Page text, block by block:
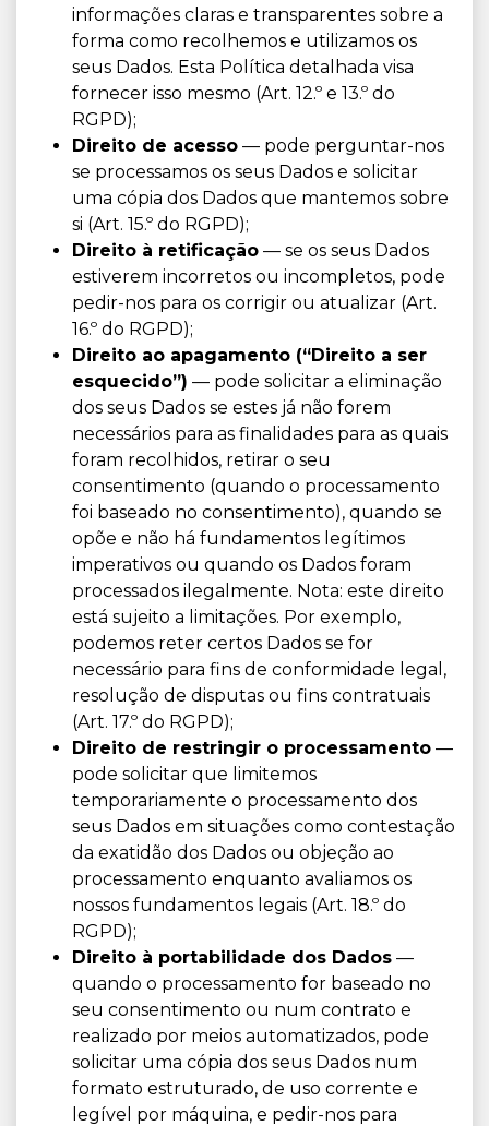
informações claras e transparentes sobre a
forma como recolhemos e utilizamos os
seus Dados. Esta Política detalhada visa
fornecer isso mesmo (Art. 12.º e 13.º do
RGPD);
Direito de acesso — pode perguntar-nos
se processamos os seus Dados e solicitar
uma cópia dos Dados que mantemos sobre
si (Art. 15.º do RGPD);
Direito à retificação — se os seus Dados
estiverem incorretos ou incompletos, pode
pedir-nos para os corrigir ou atualizar (Art.
16.º do RGPD);
Direito ao apagamento (“Direito a ser
esquecido”) — pode solicitar a eliminação
dos seus Dados se estes já não forem
necessários para as finalidades para as quais
foram recolhidos, retirar o seu
consentimento (quando o processamento
foi baseado no consentimento), quando se
opõe e não há fundamentos legítimos
imperativos ou quando os Dados foram
processados ilegalmente. Nota: este direito
está sujeito a limitações. Por exemplo,
podemos reter certos Dados se for
necessário para fins de conformidade legal,
resolução de disputas ou fins contratuais
(Art. 17.º do RGPD);
Direito de restringir o processamento —
pode solicitar que limitemos
temporariamente o processamento dos
seus Dados em situações como contestação
da exatidão dos Dados ou objeção ao
processamento enquanto avaliamos os
nossos fundamentos legais (Art. 18.º do
RGPD);
Direito à portabilidade dos Dados —
quando o processamento for baseado no
seu consentimento ou num contrato e
realizado por meios automatizados, pode
solicitar uma cópia dos seus Dados num
formato estruturado, de uso corrente e
legível por máquina, e pedir-nos para